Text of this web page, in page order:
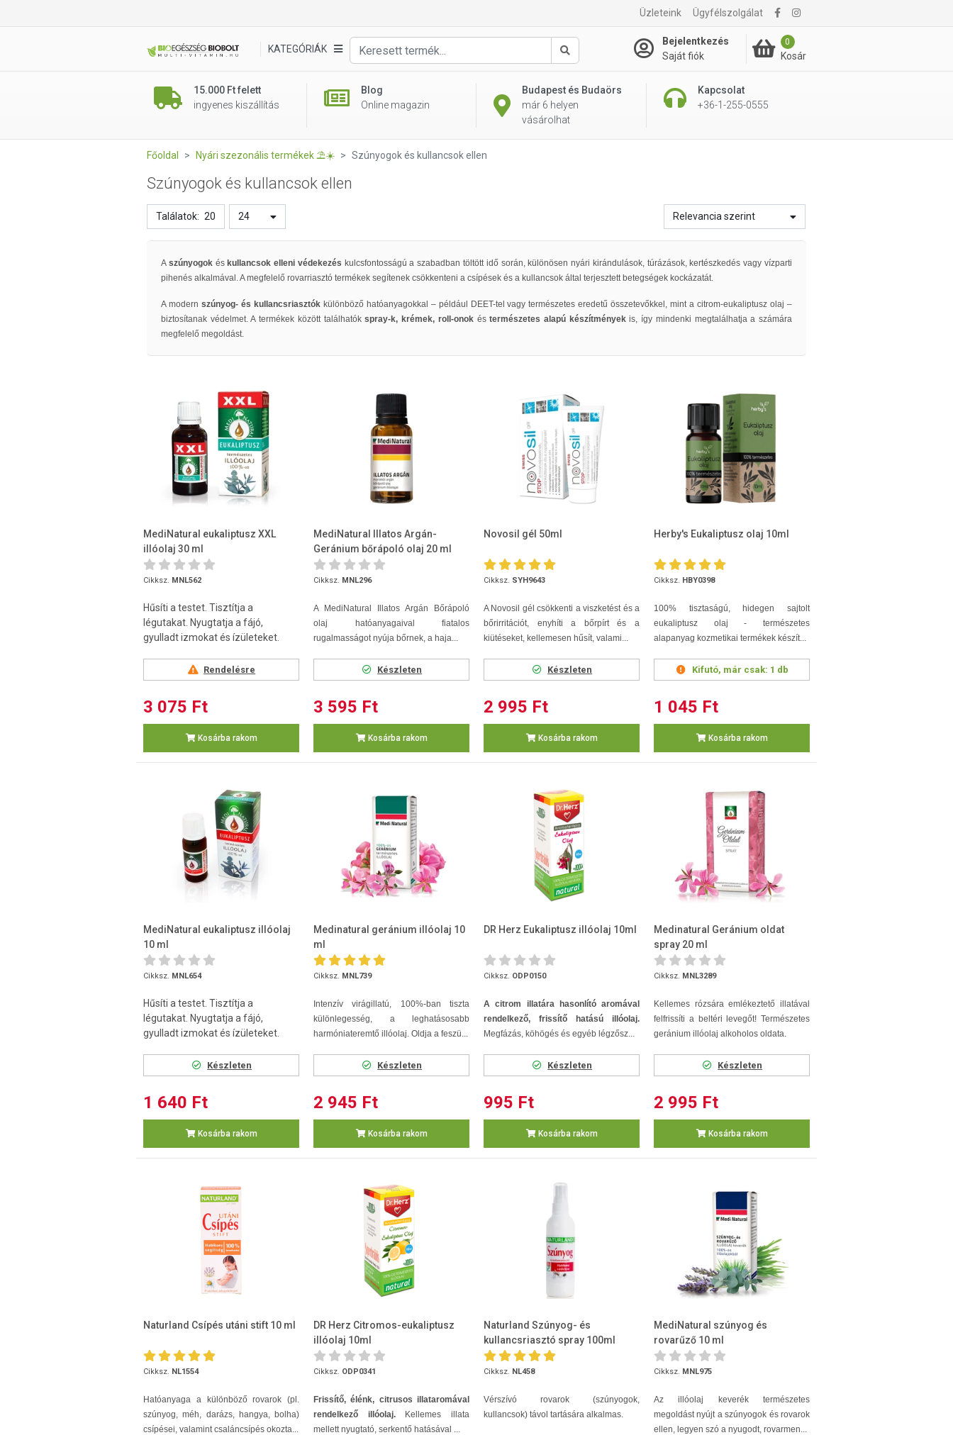
Üzleteink Ügyfélszolgálat
KATEGÓRIÁK
Keresés
Bejelentkezés
Saját fiók
0
Kosár
15.000 Ft felett
ingyenes kiszállítás
Blog
Online magazin
Budapest és Budaörs
már 6 helyen
vásárolhat
Kapcsolat
+36-1-255-0555
Főoldal Nyári szezonális termékek ⛱️☀️ Szúnyogok és kullancsok ellen
Szúnyogok és kullancsok ellen
Találatok: 20 24 Relevancia szerint
A szúnyogok és kullancsok elleni védekezés kulcsfontosságú a szabadban töltött idő során, különösen nyári kirándulások, túrázások, kertészkedés vagy vízparti
pihenés alkalmával. A megfelelő rovarriasztó termékek segítenek csökkenteni a csípések és a kullancsok által terjesztett betegségek kockázatát.
A modern szúnyog- és kullancsriasztókkülönböző hatóanyagokkal – például DEET-tel vagy természetes eredetű összetevőkkel, mint a citrom-eukaliptusz olaj –
biztosítanak védelmet. A termékek között találhatókspray-k, krémek, roll-onok éstermészetes alapú készítményekis, így mindenki megtalálhatja a számára
megfelelő megoldást.
MediNatural eukaliptusz XXL
illóolaj 30 ml
Cikksz. MNL562
Hűsíti a testet. Tisztítja a
légutakat. Nyugtatja a fájó,
gyulladt izmokat és ízületeket.
Rendelésre
3 075 Ft
Kosárba rakom
MediNatural Illatos Argán-
Geránium bőrápoló olaj 20 ml
Cikksz. MNL296
A MediNatural Illatos Argán Bőrápoló
olaj hatóanyagaival fiatalos
rugalmasságot nyúja bőrnek, a haja...
Készleten
3 595 Ft
Kosárba rakom
Novosil gél 50ml
Cikksz. SYH9643
A Novosil gél csökkenti a viszketést és a
bőrirritációt, enyhíti a bőrpírt és a
kiütéseket, kellemesen hűsít, valami...
Készleten
2 995 Ft
Kosárba rakom
Herby's Eukaliptusz olaj 10ml
Cikksz. HBY0398
100% tisztaságú, hidegen sajtolt
eukaliptusz olaj - természetes
alapanyag kozmetikai termékek készít...
Kifutó, már csak: 1 db
1 045 Ft
Kosárba rakom
MediNatural eukaliptusz illóolaj
10 ml
Cikksz. MNL654
Hűsíti a testet. Tisztítja a
légutakat. Nyugtatja a fájó,
gyulladt izmokat és ízületeket.
Készleten
1 640 Ft
Kosárba rakom
Medinatural geránium illóolaj 10
ml
Cikksz. MNL739
Intenzív virágillatú, 100%-ban tiszta
különlegesség, a leghatásosabb
harmóniateremtő illóolaj. Oldja a feszü...
Készleten
2 945 Ft
Kosárba rakom
DR Herz Eukaliptusz illóolaj 10ml
Cikksz. ODP0150
A citrom illatára hasonlító aromával
rendelkező, frissítő hatású illóolaj.
Megfázás, köhögés és egyéb légzősz...
Készleten
995 Ft
Kosárba rakom
Medinatural Geránium oldat
spray 20 ml
Cikksz. MNL3289
Kellemes rózsára emlékeztető illatával
felfrissíti a beltéri levegőt! Természetes
geránium illóolaj alkoholos oldata.
Készleten
2 995 Ft
Kosárba rakom
Naturland Csípés utáni stift 10 ml
Cikksz. NL1554
Hatóanyaga a különböző rovarok (pl.
szúnyog, méh, darázs, hangya, bolha)
csípései, valamint csaláncsípés okozta...
DR Herz Citromos-eukaliptusz
illóolaj 10ml
Cikksz. ODP0341
Frissítő, élénk, citrusos illataromával
rendelkező illóolaj.Kellemes illata
mellett nyugtató, serkentő hatásával ...
Naturland Szúnyog- és
kullancsriasztó spray 100ml
Cikksz. NL458
Vérszívó rovarok (szúnyogok,
kullancsok) távol tartására alkalmas.
MediNatural szúnyog és
rovarűző 10 ml
Cikksz. MNL975
Az illóolaj keverék természetes
megoldást nyújt a szúnyogok és rovarok
ellen, legyen szó a nyugodt, rovarmen...